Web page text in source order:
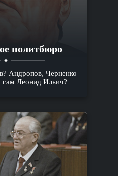
политбюро
Андропов, Черненко
Леонид Ильич?